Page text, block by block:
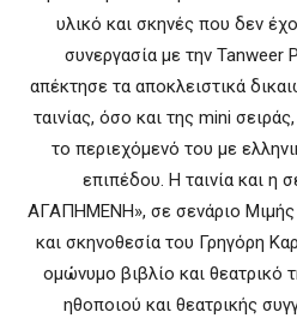
υλικό και σκηνές που δεν
συνεργασία με την
απέκτησε τα αποκλειστικά
ταινίας, όσο και της mini
το περιεχόμενό του με
επιπέδου. Η ταινία και
ΑΓΑΠΗΜΕΝΗ», σε σενάριο Μιμής
και σκηνοθεσία του Γρηγόρη
ομώνυμο βιβλίο και θεατρικό
ηθοποιού και θεατρικής